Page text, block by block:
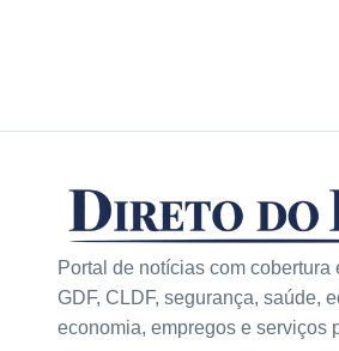
Portal de notícias com cobertura
GDF, CLDF, segurança, saúde,
economia, empregos e serviços